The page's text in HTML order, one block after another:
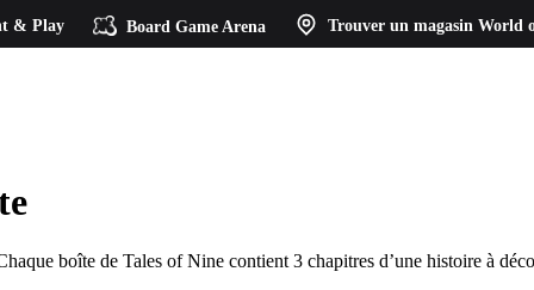
& Play Board Game Arena Trouver un magasin World
boîte de Tales of Nine contient 3 chapitres d’une histoire à